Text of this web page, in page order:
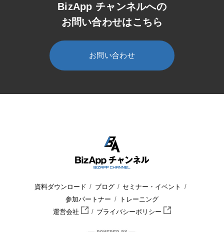
BizApp チャンネルへの
お問い合わせはこちら
お問い合わせ
資料ダウンロード ブログ
セミナー・イベント
参加パートナー
トレーニング
運営会社
プライバシーポリシー